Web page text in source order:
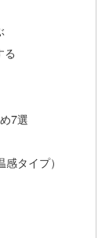
る
7選
タイプ）